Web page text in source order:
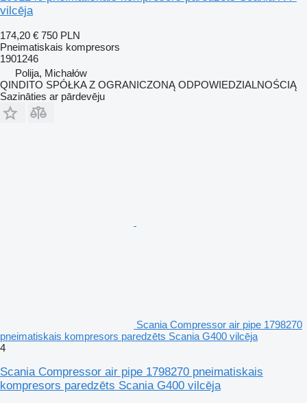
vilcēja
174,20 € 750 PLN
Pneimatiskais kompresors
1901246
Polija, Michałów
QINDITO SPÓŁKA Z OGRANICZONĄ ODPOWIEDZIALNOŚCIĄ
Sazināties ar pārdevēju
Scania Compressor air pipe 1798270
pneimatiskais kompresors paredzēts Scania G400 vilcēja
4
Scania Compressor air pipe 1798270 pneimatiskais
kompresors paredzēts Scania G400 vilcēja